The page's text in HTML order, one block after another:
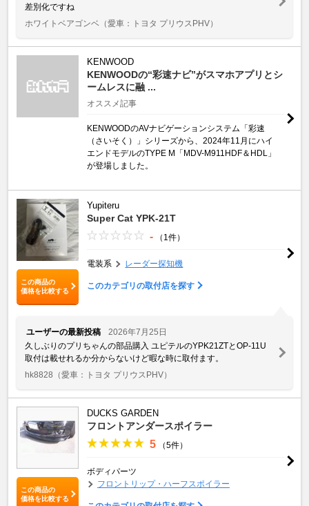
差別化ですね
ホワイトベアゴンベ （愛車：トヨタ プリウスPHV）
KENWOOD
KENWOODの“彩速ナビ”がスマホアプリとシ
ームレスに融 ...
オススメ記事
KENWOODのAVナビゲーションシステム「彩速
（さいそく）」シリーズから、2024年11月にハイ
エンドモデルのTYPE M「MDV-M911HDF＆HDL」
が登場しました。
この商品の
価格を比較する
Yupiteru
Super Cat YPK-21T
- （1件）
電装系 レーダー探知機
このカテゴリの取付店を探す
ユーザーの最新投稿
2026年7月25日
久しぶりのプリちゃんの部品購入 ユピテルのYPK21ZTとOP-11U
取付は載せれるか分からないけど暇な時に取付ます。
hk8828 （愛車：トヨタ プリウスPHV）
この商品の
価格を比較する
DUCKS GARDEN
フロントアンダースポイラー
5 （5件）
ボディパーツ
フロントリップ・ハーフスポイラー